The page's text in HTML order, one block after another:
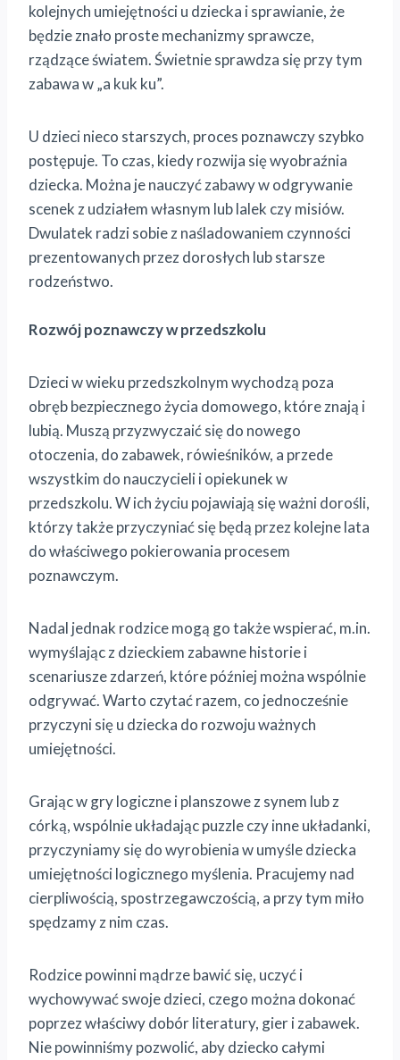
kolejnych umiejętności u dziecka i sprawianie, że
będzie znało proste mechanizmy sprawcze,
rządzące światem. Świetnie sprawdza się przy tym
zabawa w „a kuk ku”.
U dzieci nieco starszych, proces poznawczy szybko
postępuje. To czas, kiedy rozwija się wyobraźnia
dziecka. Można je nauczyć zabawy w odgrywanie
scenek z udziałem własnym lub lalek czy misiów.
Dwulatek radzi sobie z naśladowaniem czynności
prezentowanych przez dorosłych lub starsze
rodzeństwo.
Rozwój poznawczy w przedszkolu
Dzieci w wieku przedszkolnym wychodzą poza
obręb bezpiecznego życia domowego, które znają i
lubią. Muszą przyzwyczaić się do nowego
otoczenia, do zabawek, rówieśników, a przede
wszystkim do nauczycieli i opiekunek w
przedszkolu. W ich życiu pojawiają się ważni dorośli,
którzy także przyczyniać się będą przez kolejne lata
do właściwego pokierowania procesem
poznawczym.
Nadal jednak rodzice mogą go także wspierać, m.in.
wymyślając z dzieckiem zabawne historie i
scenariusze zdarzeń, które później można wspólnie
odgrywać. Warto czytać razem, co jednocześnie
przyczyni się u dziecka do rozwoju ważnych
umiejętności.
Grając w gry logiczne i planszowe z synem lub z
córką, wspólnie układając puzzle czy inne układanki,
przyczyniamy się do wyrobienia w umyśle dziecka
umiejętności logicznego myślenia. Pracujemy nad
cierpliwością, spostrzegawczością, a przy tym miło
spędzamy z nim czas.
Rodzice powinni mądrze bawić się, uczyć i
wychowywać swoje dzieci, czego można dokonać
poprzez właściwy dobór literatury, gier i zabawek.
Nie powinniśmy pozwolić, aby dziecko całymi